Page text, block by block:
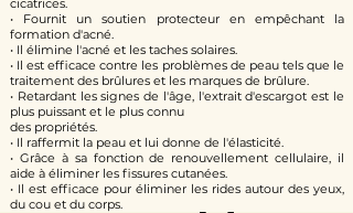
cicatrices.
• Fournit un soutien protecteur en empêchant la
formation d'acné.
• Il élimine l'acné et les taches solaires.
• Il est efficace contre les problèmes de peau tels que le
traitement des brûlures et les marques de brûlure.
• Retardant les signes de l'âge, l'extrait d'escargot est le
plus puissant et le plus connu
des propriétés.
• Il raffermit la peau et lui donne de l'élasticité.
• Grâce à sa fonction de renouvellement cellulaire, il
aide à éliminer les fissures cutanées.
• Il est efficace pour éliminer les rides autour des yeux,
du cou et du corps.